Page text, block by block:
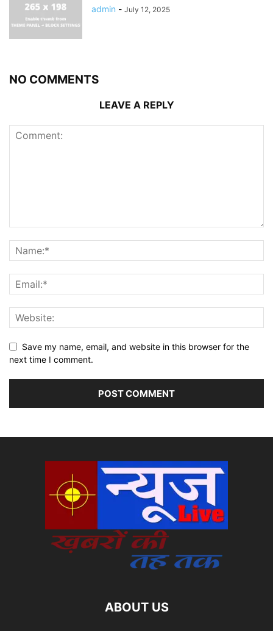
admin - July 12, 2025
NO COMMENTS
LEAVE A REPLY
Save my name, email, and website in this browser for the
next time I comment.
ABOUT US